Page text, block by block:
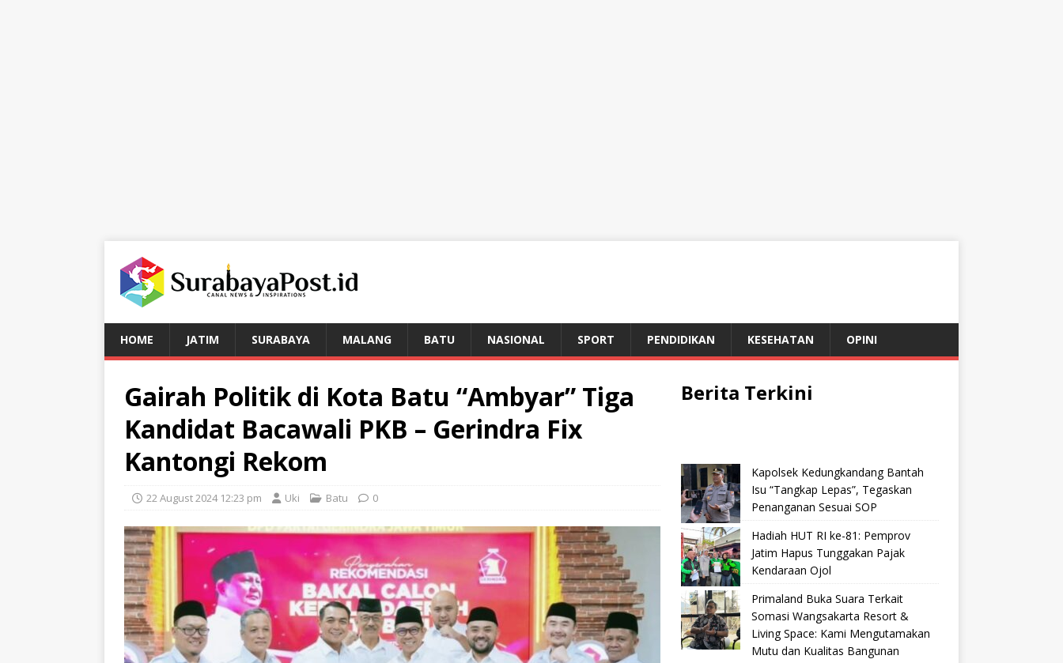
HOME JATIM SURABAYA MALANG BATU NASIONAL SPORT PENDIDIKAN KESEHATAN OPINI
Gairah Politik di Kota Batu “Ambyar” Tiga
Kandidat Bacawali PKB – Gerindra Fix
Kantongi Rekom
22 August 2024 12:23 pm Uki Batu 0
Berita Terkini
Kapolsek Kedungkandang Bantah
Isu “Tangkap Lepas”, Tegaskan
Penanganan Sesuai SOP
Hadiah HUT RI ke-81: Pemprov
Jatim Hapus Tunggakan Pajak
Kendaraan Ojol
Primaland Buka Suara Terkait
Somasi Wangsakarta Resort &
Living Space: Kami Mengutamakan
Mutu dan Kualitas Bangunan